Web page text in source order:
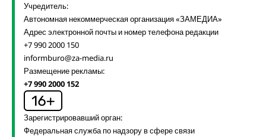
Учредитель:
Автономная некоммерческая организация «ЗАМЕДИА»
Адрес электронной почты и номер телефона редакции
+7 990 2000 150
informburo@za-media.ru
Размещение рекламы:
+7 990 2000 152
Зарегистрировавший орган:
Федеральная служба по надзору в сфере связи